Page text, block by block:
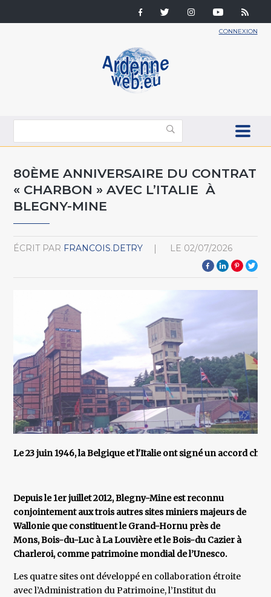
CONNEXION
80ÈME ANNIVERSAIRE DU CONTRAT
« CHARBON » AVEC L’ITALIE À
BLEGNY-MINE
ÉCRIT PAR FRANCOIS.DETRY LE 02/07/2026
Le 23 juin 1946, la Belgique et l'Italie ont signé un accord
Depuis le 1er juillet 2012, Blegny-Mine est reconnu
conjointement aux trois autres sites miniers majeurs de
Wallonie que constituent le Grand-Hornu près de
Mons, Bois-du-Luc à La Louvière et le Bois-du Cazier à
Charleroi, comme patrimoine mondial de l’Unesco.
Les quatre sites ont développé en collaboration étroite
avec l’Administration du Patrimoine, l’Institut du